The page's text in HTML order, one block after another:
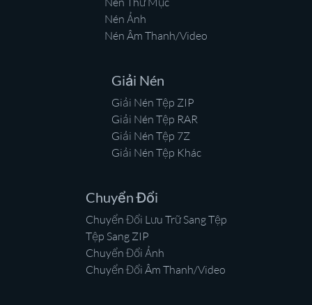
Nén Ảnh
Nén Âm Thanh/Video
Giải Nén
Giải Nén Tệp ZIP
Giải Nén Tệp RAR
Giải Nén Tệp 7Z
Giải Nén Tệp Khác
Chuyển Đổi
Chuyển Đổi Lưu Trữ Sang Tệp
Tệp Sang ZIP
Chuyển Đổi Ảnh
Chuyển Đổi Âm Thanh/Video